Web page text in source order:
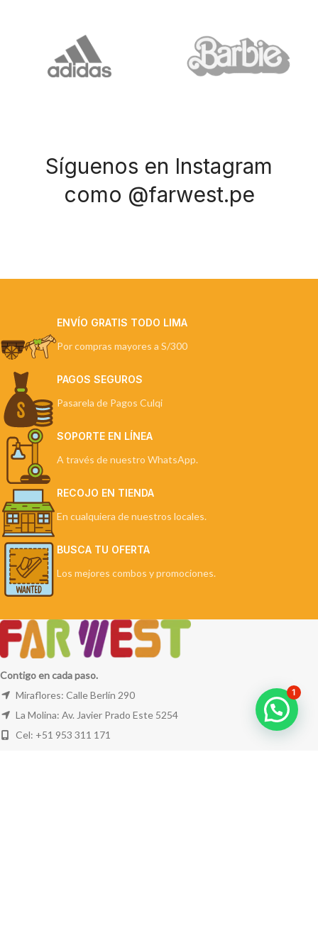
Síguenos en Instagram
como @farwest.pe
ENVÍO GRATIS TODO LIMA
Por compras mayores a S/300
PAGOS SEGUROS
Pasarela de Pagos Culqi
SOPORTE EN LÍNEA
A través de nuestro WhatsApp.
RECOJO EN TIENDA
En cualquiera de nuestros locales.
BUSCA TU OFERTA
Los mejores combos y promociones.
Contigo en cada paso.
Miraflores: Calle Berlín 290
La Molina: Av. Javier Prado Este 5254
Cel: +51 953 311 171
1